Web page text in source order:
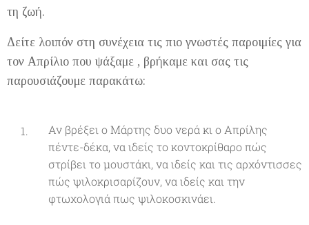
τη ζωή.
Δείτε λοιπόν στη συνέχεια τις πιο γνωστές παροιμίες για
τον Απρίλιο που ψάξαμε , βρήκαμε και σας τις
παρουσιάζουμε παρακάτω:
Αν βρέξει ο Μάρτης δυο νερά κι ο Απρίλης
πέντε-δέκα, να ιδείς το κοντοκρίθαρο πώς
στρίβει το μουστάκι, να ιδείς και τις αρχόντισσες
πώς ψιλοκρισαρίζουν, να ιδείς και την
φτωχολογιά πως ψιλοκοσκινάει.